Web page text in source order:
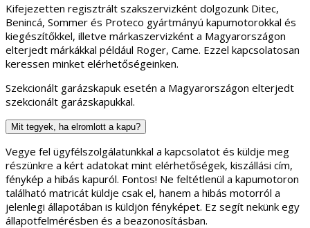
Kifejezetten regisztrált szakszervizként dolgozunk Ditec,
Benincá, Sommer és Proteco gyártmányú kapumotorokkal és
kiegészítőkkel, illetve márkaszervizként a Magyarországon
elterjedt márkákkal például Roger, Came. Ezzel kapcsolatosan
keressen minket elérhetőségeinken.
Szekcionált garázskapuk esetén a Magyarországon elterjedt
szekcionált garázskapukkal.
Mit tegyek, ha elromlott a kapu?
Vegye fel ügyfélszolgálatunkkal a kapcsolatot és küldje meg
részünkre a kért adatokat mint elérhetőségek, kiszállási cím,
fénykép a hibás kapuról. Fontos! Ne feltétlenül a kapumotoron
található matricát küldje csak el, hanem a hibás motorról a
jelenlegi állapotában is küldjön fényképet. Ez segít nekünk egy
állapotfelmérésben és a beazonosításban.